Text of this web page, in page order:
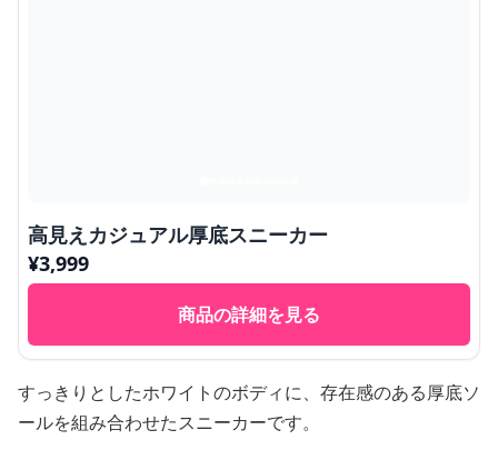
高見えカジュアル厚底スニーカー
¥3,999
商品の詳細を見る
すっきりとしたホワイトのボディに、存在感のある厚底ソ
ールを組み合わせたスニーカーです。